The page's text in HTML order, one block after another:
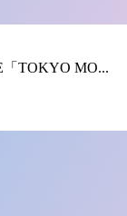
「TOKYO MO...